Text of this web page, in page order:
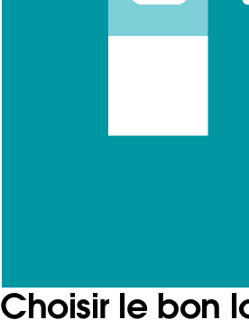
Choisir le bon